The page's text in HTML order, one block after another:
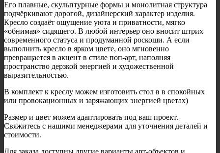
Его плавные, скульптурные формы и монолитная структура
подчёркивают дорогой, дизайнерский характер изделия.
Кресло создаёт ощущение уюта и приватности, мягко
«обнимая» сидящего. В любой интерьер оно вносит штрих
современного статуса и продуманной роскоши. А если
выполнить кресло в ярком цвете, оно мгновенно
превращается в акцент в стиле поп-арт, наполняя
пространство дерзкой энергией и художественной
выразительностью.
В комплект к креслу можем изготовить стол в в спокойных
или провокационных и заряжающих энергией цветах)
Размер и цвет можем адаптировать под ваш проект.
Свяжитесь с нашими менеджерами для уточнения деталей и
стоимости.